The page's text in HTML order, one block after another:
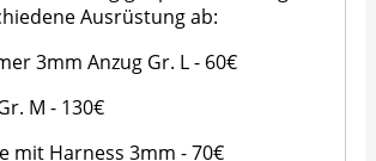
Ausrüstung ab:
3mm Anzug Gr. L - 60€
M - 130€
mit Harness 3mm - 70€